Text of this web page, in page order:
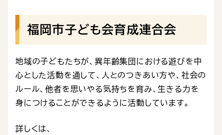
福岡市子ども会育成連合会
地域の子どもたちが、異年齢集団における遊びを中
心とした活動を通して、人とのつきあい方や、社会の
ルール、他者を思いやる気持ちを育み、生きる力を
身につけることができるように活動しています。
詳しくは、